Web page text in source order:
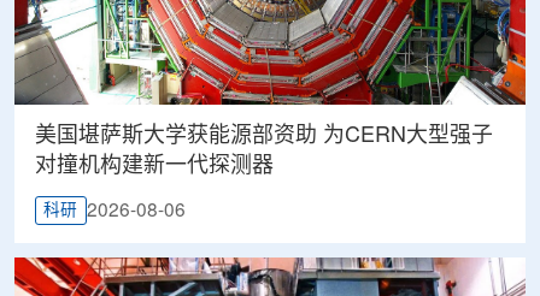
美国堪萨斯大学获能源部资助 为CERN大型强子
对撞机构建新一代探测器
科研 2026-08-06